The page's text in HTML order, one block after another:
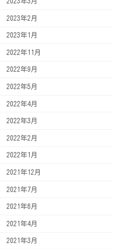
2023年2月
2023年1月
2022年11月
2022年9月
2022年5月
2022年4月
2022年3月
2022年2月
2022年1月
2021年12月
2021年7月
2021年6月
2021年4月
2021年3月